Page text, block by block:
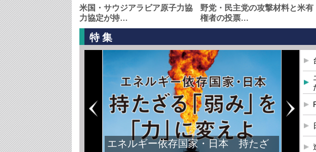
米国・サウジアラビア原子力協
力協定が持…
野党・民主党の攻撃材料と米有
権者の投票…
特集
エネルギー依存国家・日本 持たざ